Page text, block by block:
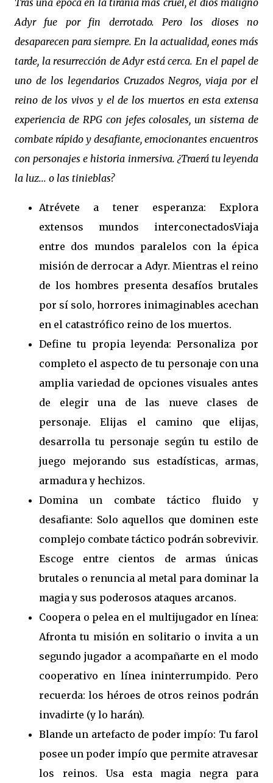
Tras una época en la tiranía más cruel, el dios maligno
Adyr fue por fin derrotado. Pero los dioses no
desaparecen para siempre. En la actualidad, eones más
tarde, la resurrección de Adyr está cerca. En el papel de
uno de los legendarios Cruzados Negros, viaja por el
reino de los vivos y el de los muertos en esta extensa
experiencia de RPG con jefes colosales, un sistema de
combate rápido y desafiante, emocionantes encuentros
con personajes e historia inmersiva. ¿Traerá tu leyenda
la luz... o las tinieblas?
Atrévete a tener esperanza: Explora
extensos mundos interconectadosViaja
entre dos mundos paralelos con la épica
misión de derrocar a Adyr. Mientras el reino
de los hombres presenta desafíos brutales
por sí solo, horrores inimaginables acechan
en el catastrófico reino de los muertos.
Define tu propia leyenda: Personaliza por
completo el aspecto de tu personaje con una
amplia variedad de opciones visuales antes
de elegir una de las nueve clases de
personaje. Elijas el camino que elijas,
desarrolla tu personaje según tu estilo de
juego mejorando sus estadísticas, armas,
armadura y hechizos.
Domina un combate táctico fluido y
desafiante: Solo aquellos que dominen este
complejo combate táctico podrán sobrevivir.
Escoge entre cientos de armas únicas
brutales o renuncia al metal para dominar la
magia y sus poderosos ataques arcanos.
Coopera o pelea en el multijugador en línea:
Afronta tu misión en solitario o invita a un
segundo jugador a acompañarte en el modo
cooperativo en línea ininterrumpido. Pero
recuerda: los héroes de otros reinos podrán
invadirte (y lo harán).
Blande un artefacto de poder impío: Tu farol
posee un poder impío que permite atravesar
los reinos. Usa esta magia negra para